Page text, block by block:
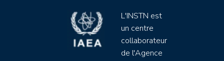
L'INSTN est
un centre
collaborateur
de l'Agence